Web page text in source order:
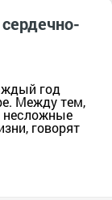
год
Между тем,
несложные
говорят